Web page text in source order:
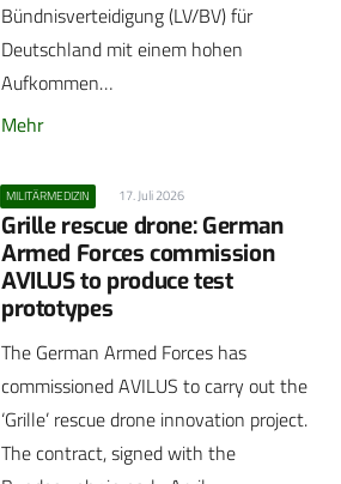
Bündnisverteidigung (LV/BV) für
Deutschland mit einem hohen
Aufkommen…
Mehr
MILITÄRMEDIZIN 17. Juli 2026
Grille rescue drone: German
Armed Forces commission
AVILUS to produce test
prototypes
The German Armed Forces has
commissioned AVILUS to carry out the
‘Grille’ rescue drone innovation project.
The contract, signed with the